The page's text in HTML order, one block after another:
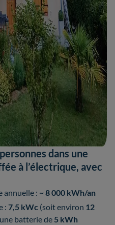
dans une
à l’électrique, avec
annuelle : ~ 8 000 kWh/an
: 7,5 kWc (soit environ 12
batterie de 5 kWh